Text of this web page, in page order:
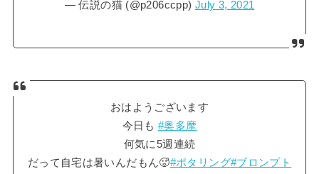
— 伝説の猫 (@p206ccpp) July 3, 2021
おはようございます
今日も #奥多摩
何気に5週連続
だって自宅は暑いんだもん🥵#ポタリング#ブロンプト